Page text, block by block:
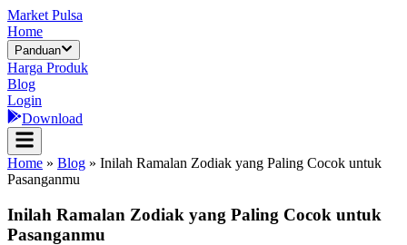
Market Pulsa
Home
Panduan
Harga Produk
Blog
Login
Download
Home » Blog » Inilah Ramalan Zodiak yang Paling Cocok untuk
Pasanganmu
Inilah Ramalan Zodiak yang Paling Cocok untuk
Pasanganmu